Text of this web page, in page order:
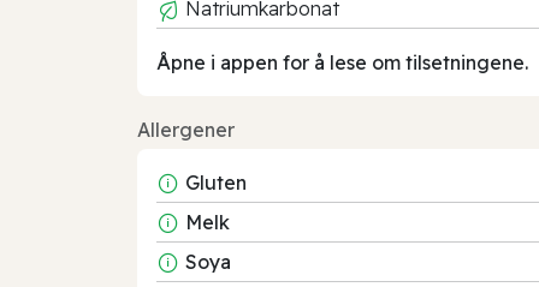
Natriumkarbonat
Åpne i appen for å lese om tilsetningene.
Allergener
Gluten
Melk
Soya